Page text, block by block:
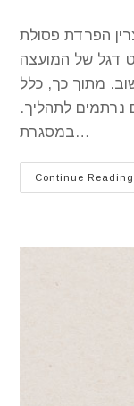
הפרדת פסולת
דגל של המועצה
היישוב. מתוך כך, כלל
נרתמים לתהליך.
במסגרת…
Continue Reading